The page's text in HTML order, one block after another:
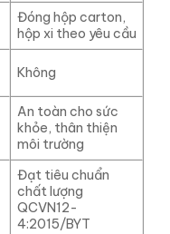
Đóng hộp carton,
hộp xi theo yêu cầu
Không
An toàn cho sức
khỏe, thân thiện
môi trường
Đạt tiêu chuẩn
chất lượng
QCVN12-
4:2015/BYT